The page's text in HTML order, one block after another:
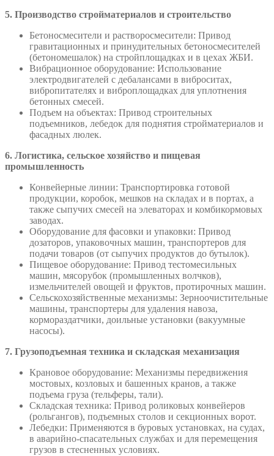
5. Производство стройматериалов и строительство
Бетоносмесители и растворосмесители: Привод
гравитационных и принудительных бетоносмесителей
(бетономешалок) на стройплощадках и в цехах ЖБИ.
Вибрационное оборудование: Использование
электродвигателей с дебалансами в виброситах,
вибропитателях и виброплощадках для уплотнения
бетонных смесей.
Подъем на объектах: Привод строительных
подъемников, лебедок для поднятия стройматериалов и
фасадных люлек.
6. Логистика, сельское хозяйство и пищевая
промышленность
Конвейерные линии: Транспортировка готовой
продукции, коробок, мешков на складах и в портах, а
также сыпучих смесей на элеваторах и комбикормовых
заводах.
Оборудование для фасовки и упаковки: Привод
дозаторов, упаковочных машин, транспортеров для
подачи товаров (от сыпучих продуктов до бутылок).
Пищевое оборудование: Привод тестомесильных
машин, мясорубок (промышленных волчков),
измельчителей овощей и фруктов, протирочных машин.
Сельскохозяйственные механизмы: Зерноочистительные
машины, транспортеры для удаления навоза,
кормораздатчики, доильные установки (вакуумные
насосы).
7. Грузоподъемная техника и складская механизация
Крановое оборудование: Механизмы передвижения
мостовых, козловых и башенных кранов, а также
подъема груза (тельферы, тали).
Складская техника: Привод роликовых конвейеров
(рольгангов), подъемных столов и секционных ворот.
Лебедки: Применяются в буровых установках, на судах,
в аварийно-спасательных службах и для перемещения
грузов в стесненных условиях.